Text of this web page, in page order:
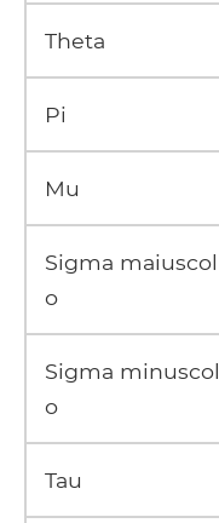
Theta
Pi
Mu
Sigma maiuscol
o
Sigma minuscol
o
Tau